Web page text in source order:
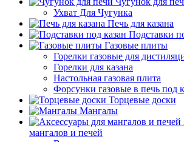
Ухват Для Чугунка
Печь для казана
Подставки
Газовые плиты
Горелки газовые для
Горелки для казана
Настольная газовая плита
Форсунки газовые в печь под
Торцевые доски
Мангалы
мангалов и печей